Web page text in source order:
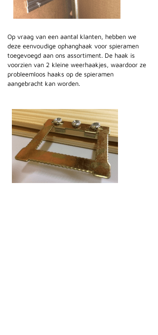
Op vraag van een aantal klanten, hebben we
deze eenvoudige ophanghaak voor spieramen
toegevoegd aan ons assortiment. De haak is
voorzien van 2 kleine weerhaakjes, waardoor ze
probleemloos haaks op de spieramen
aangebracht kan worden.